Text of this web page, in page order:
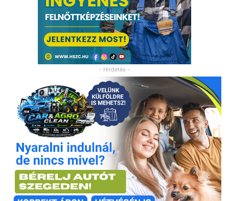
- Hirdetés -